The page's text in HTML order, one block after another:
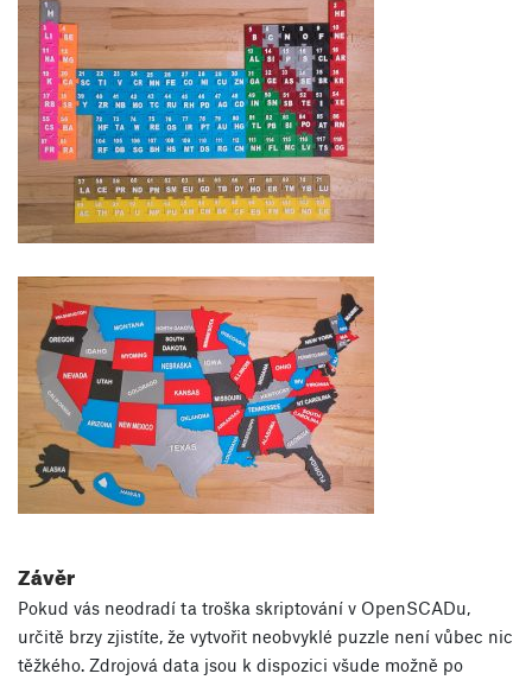
Závěr
Pokud vás neodradí ta troška skriptování v OpenSCADu,
určitě brzy zjistíte, že vytvořit neobvyklé puzzle není vůbec nic
těžkého. Zdrojová data jsou k dispozici všude možně po